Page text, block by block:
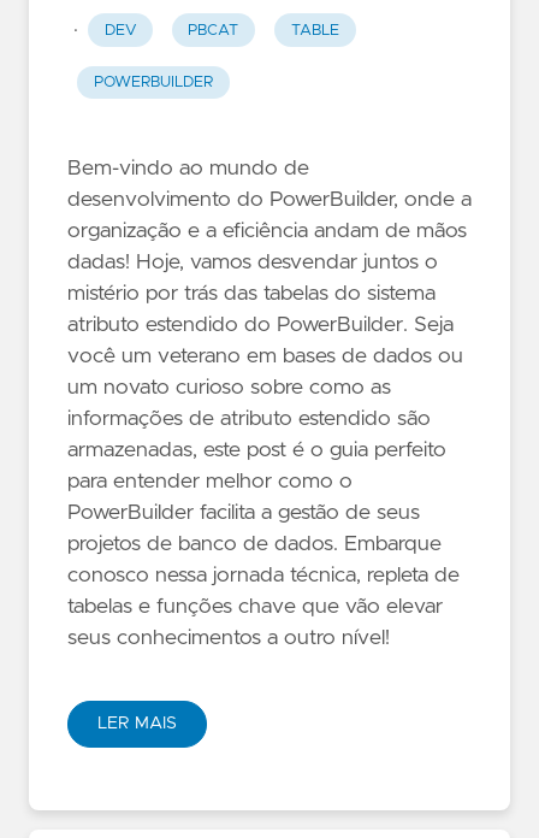
· DEV PBCAT TABLE
POWERBUILDER
Bem-vindo ao mundo de
desenvolvimento do PowerBuilder, onde a
organização e a eficiência andam de mãos
dadas! Hoje, vamos desvendar juntos o
mistério por trás das tabelas do sistema
atributo estendido do PowerBuilder. Seja
você um veterano em bases de dados ou
um novato curioso sobre como as
informações de atributo estendido são
armazenadas, este post é o guia perfeito
para entender melhor como o
PowerBuilder facilita a gestão de seus
projetos de banco de dados. Embarque
conosco nessa jornada técnica, repleta de
tabelas e funções chave que vão elevar
seus conhecimentos a outro nível!
LER MAIS